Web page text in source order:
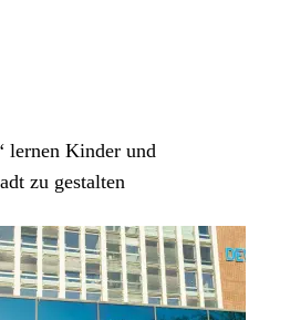
lernen Kinder und
zu gestalten